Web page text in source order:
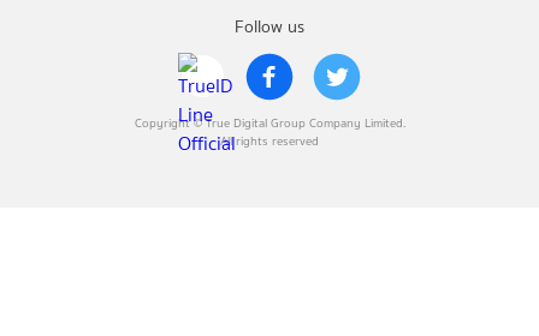
Follow us
Copyright © True Digital Group Company Limited.
All rights reserved